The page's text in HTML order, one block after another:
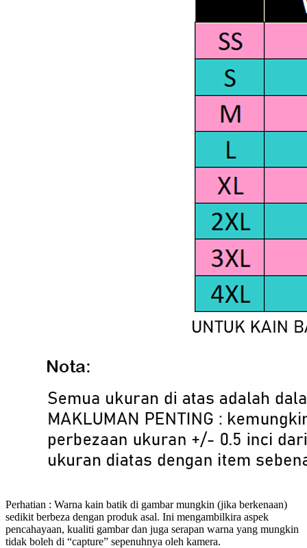
Perhatian : Warna kain batik di gambar mungkin (jika berkenaan)
sedikit berbeza dengan produk asal. Ini mengambilkira aspek
pencahayaan, kualiti gambar dan juga serapan warna yang mungkin
tidak boleh di “capture” sepenuhnya oleh kamera.